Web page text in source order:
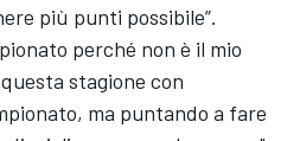
più punti possibile”.
perché non è il mio
stagione con
ma puntando a fare